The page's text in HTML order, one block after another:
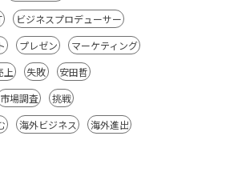
ビジネスプロデューサー
プレゼン
マーケティング
上 失敗
安田哲
市場調査
挑戦
海外ビジネス
海外進出